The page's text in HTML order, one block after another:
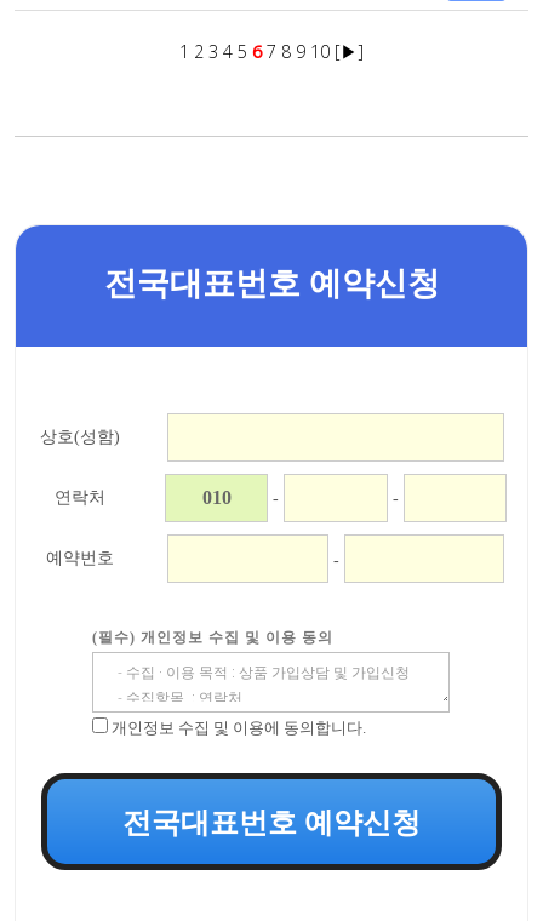
1 2 3 4 5 67 8 9 10 [▶]
전국대표번호 예약신청
상호(성함)
연락처 - -
예약번호 -
(필수) 개인정보 수집 및 이용 동의
개인정보 수집 및 이용에 동의합니다.
전국대표번호 예약신청